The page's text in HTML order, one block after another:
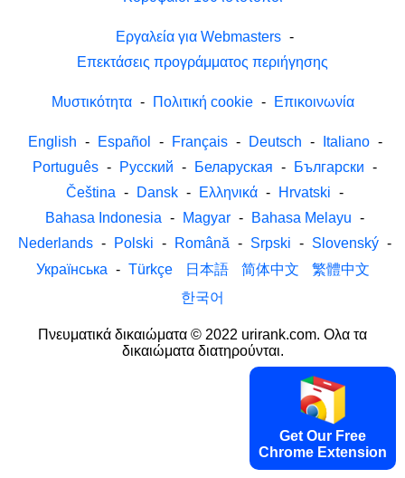
Εργαλεία για Webmasters -
Επεκτάσεις προγράμματος περιήγησης
Μυστικότητα - Πολιτική cookie - Επικοινωνία
English - Español - Français - Deutsch - Italiano -
Português - Русский - Беларуская - Български -
Čeština - Dansk - Ελληνικά - Hrvatski -
Bahasa Indonesia - Magyar - Bahasa Melayu -
Nederlands - Polski - Română - Srpski - Slovenský -
Українська - Türkçe 日本語 简体中文
繁體中文
한국어
Πνευματικά δικαιώματα © 2022 urirank.com. Ολα τα
δικαιώματα διατηρούνται.
Get Our Free
Chrome Extension